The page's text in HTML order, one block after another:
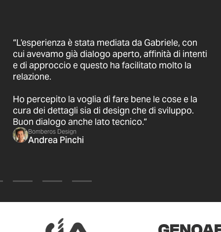
“L'esperienza è stata mediata da Gabriele, con
cui avevamo già dialogo aperto, affinità di intenti
e di approccio e questo ha facilitato molto la
relazione.
Ho percepito la voglia di fare bene le cose e la
cura dei dettagli sia di design che di sviluppo.
Buon dialogo anche lato tecnico.“
Bomberos Design
Andrea Pinchi